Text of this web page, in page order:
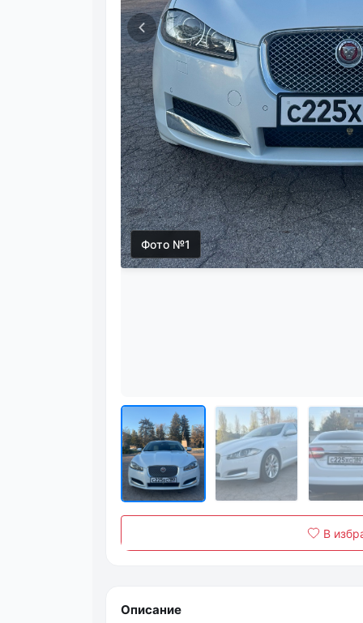
Фото №1
В
Описание